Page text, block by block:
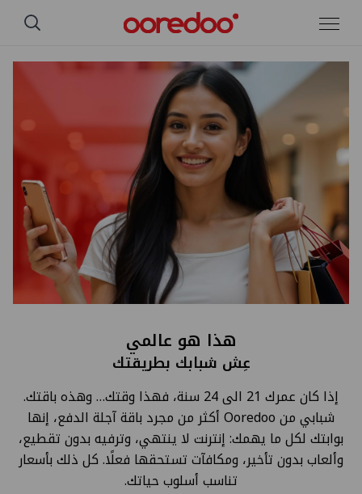
تخطي إلى المحتوى الرئيسي
هذا هو عالمي
عِش شبابك بطريقتك
إذا كان عمرك 21 الى 24 سنة، فهذا وقتك… وهذه باقتك.
شبابي من Ooredoo أكثر من مجرد باقة آجلة الدفع، إنها
بوابتك لكل ما يهمك: إنترنت لا ينتهي، وترفيه بدون تقطيع،
وألعاب بدون تأخير، ومكافآت تستحقها فعلًا. كل ذلك بأسعار
تناسب أسلوب حياتك.